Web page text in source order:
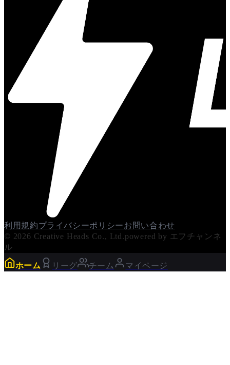
利用規約プライバシーポリシーお問い合わせ
© 2026 Creative Heads Co., Ltd.powered by エフチャンネ
ル
ホーム リーグ チーム マイページ